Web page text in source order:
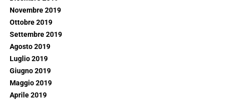
Novembre 2019
Ottobre 2019
Settembre 2019
Agosto 2019
Luglio 2019
Giugno 2019
Maggio 2019
Aprile 2019